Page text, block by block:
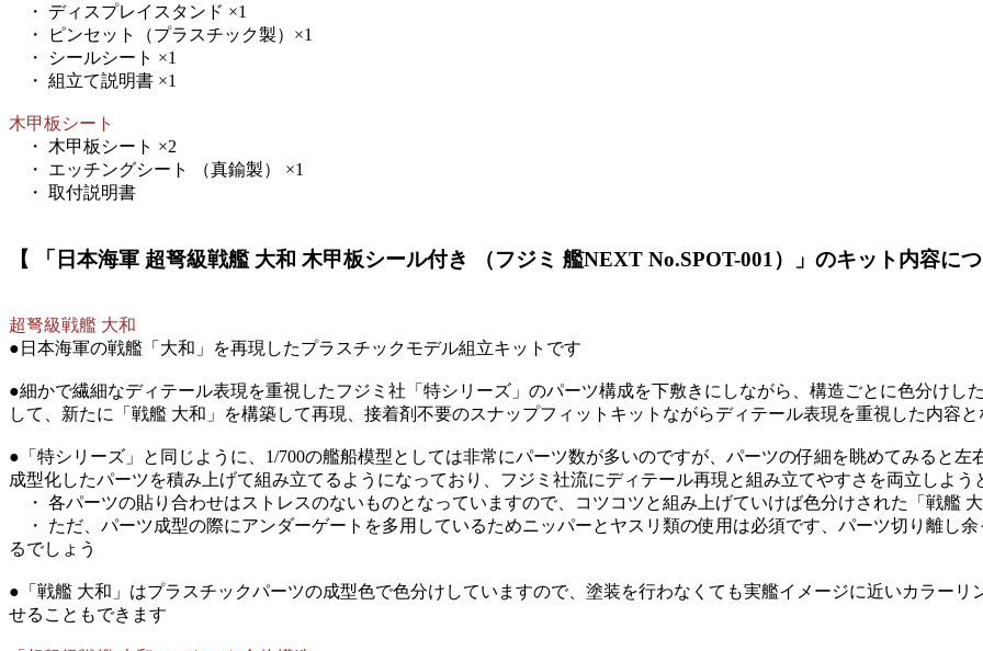
・ ディスプレイスタンド ×1
・ ピンセット（プラスチック製）×1
・ シールシート ×1
・ 組立て説明書 ×1
木甲板シート
・ 木甲板シート ×2
・ エッチングシート （真鍮製） ×1
・ 取付説明書
【 「日本海軍 超弩級戦艦 大和 木甲板シール付き （フジミ 艦NEXT No.SPOT-001）」のキット内容につ
超弩級戦艦 大和
●日本海軍の戦艦「大和」を再現したプラスチックモデル組立キットです
●細かで繊細なディテール表現を重視したフジミ社「特シリーズ」のパーツ構成を下敷きにしながら、構造ごとに色分けし
して、新たに「戦艦 大和」を構築して再現、接着剤不要のスナップフィットキットながらディテール表現を重視した内容
●「特シリーズ」と同じように、1/700の艦船模型としては非常にパーツ数が多いのですが、パーツの仔細を眺めてみると
成型化したパーツを積み上げて組み立てるようになっており、フジミ社流にディテール再現と組み立てやすさを両立しよう
・ 各パーツの貼り合わせはストレスのないものとなっていますので、コツコツと組み上げていけば色分けされた「戦艦
・ ただ、パーツ成型の際にアンダーゲートを多用しているためニッパーとヤスリ類の使用は必須です、パーツ切り離し
るでしょう
●「戦艦 大和」はプラスチックパーツの成型色で色分けしていますので、塗装を行わなくても実艦イメージに近いカラー
せることもできます